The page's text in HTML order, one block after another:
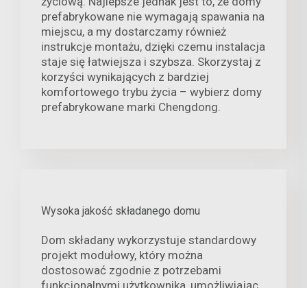
prefabrykowane nie wymagają spawania na
miejscu, a my dostarczamy również
instrukcje montażu, dzięki czemu instalacja
staje się łatwiejsza i szybsza. Skorzystaj z
korzyści wynikających z bardziej
komfortowego trybu życia – wybierz domy
prefabrykowane marki Chengdong.
Wysoka jakość składanego domu
Dom składany wykorzystuje standardowy
projekt modułowy, który można
dostosować zgodnie z potrzebami
funkcjonalnymi użytkownika, umożliwiając